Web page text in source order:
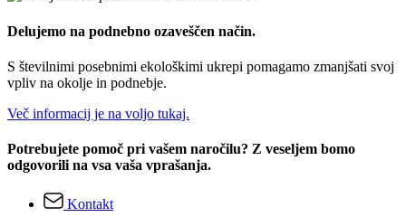
Delujemo na podnebno ozaveščen način.
S številnimi posebnimi ekološkimi ukrepi pomagamo zmanjšati svoj
vpliv na okolje in podnebje.
Več informacij je na voljo tukaj.
Potrebujete pomoč pri vašem naročilu? Z veseljem bomo
odgovorili na vsa vaša vprašanja.
Kontakt